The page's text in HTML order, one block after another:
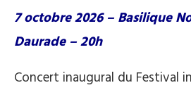
7 octobre 2026 – Basilique
Daurade – 20h
Concert inaugural du Festival